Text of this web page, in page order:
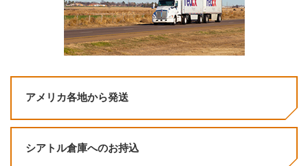
アメリカ各地から発送
シアトル倉庫へのお持込